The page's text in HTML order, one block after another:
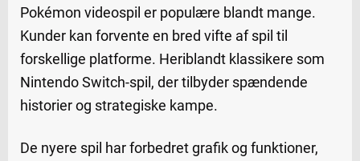
Pokémon videospil er populære blandt mange.
Kunder kan forvente en bred vifte af spil til
forskellige platforme. Heriblandt klassikere som
Nintendo Switch-spil, der tilbyder spændende
historier og strategiske kampe.
De nyere spil har forbedret grafik og funktioner,